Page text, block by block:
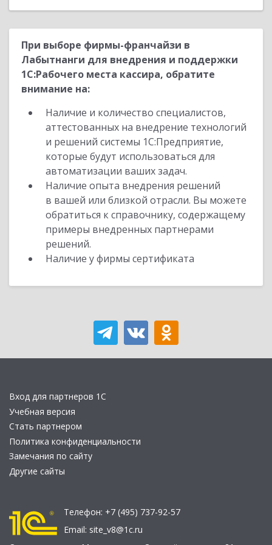
При выборе фирмы-франчайзи в
Лабытнанги для внедрения и поддержки
1С:Рабочего места кассира, обратите
внимание на:
Наличие и количество специалистов,
аттестованных на внедрение технологий
и решений системы 1С:Предприятие,
которые будут использоваться для
автоматизации ваших задач.
Наличие опыта внедрения решений
в вашей или близкой отрасли. Вы можете
обратиться к справочнику, содержащему
примеры внедренных партнерами
решений.
Наличие у фирмы сертификата
Вход для партнеров 1С
Учебная версия
Стать партнером
Политика конфиденциальности
Замечания по сайту
Другие сайты
Телефон: +7 (495) 737-92-57
Email: site_v8@1c.ru